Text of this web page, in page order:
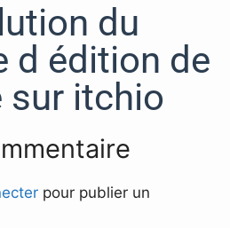
du
d édition de
sur itchio
pour publier un